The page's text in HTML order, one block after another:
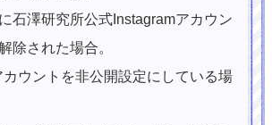
石澤研究所公式Instagramアカウン
除された場合。
カウントを非公開設定にしている場